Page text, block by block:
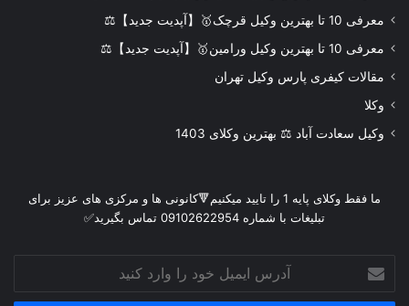
معرفی 10 تا بهترین وکیل قرچک🥇【آپدیت جدید】⚖️
معرفی 10 تا بهترین وکیل ورامین🥇【آپدیت جدید】⚖️
مقالات کیفری پارس وکیل تهران
وکلا
وکیل سعادت آباد ⚖️ بهترین وکلای 1403
ما فقط وکلای پایه 1 را تایید میکنیم🔻کانونی ها و مرکزی های عزیز برای
تبلیغات با شماره 09102622954 تماس بگیرید✅
ایمیل
خود